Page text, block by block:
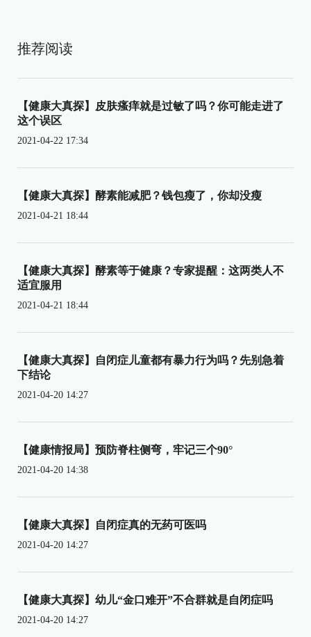
推荐阅读
【健康大真探】皮肤瘙痒就是过敏了吗？你可能走进了
这个误区
2021-04-22 17:34
【健康大真探】酵素能减肥？钱包瘦了，你却没瘦
2021-04-21 18:44
【健康大真探】酵素等于健康？专家提醒：这两类人不
适宜服用
2021-04-21 18:44
【健康大真探】自闭症儿童都有暴力行为吗？先别急着
下结论
2021-04-20 14:27
【健康情报局】预防脊柱侧弯，牢记三个90°
2021-04-20 14:38
【健康大真探】自闭症真的无药可医吗
2021-04-20 14:27
【健康大真探】幼儿“金口难开”不合群就是自闭症吗
2021-04-20 14:27